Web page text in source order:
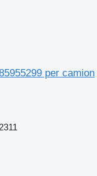
per camion